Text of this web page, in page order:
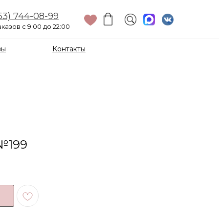
744-08-99
с 9:00 до 22:00
Контакты